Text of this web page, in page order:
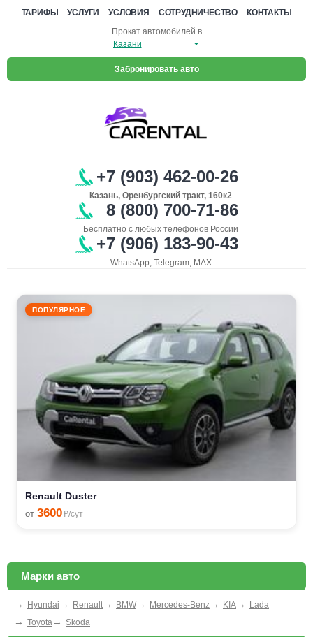
ТАРИФЫ УСЛУГИ УСЛОВИЯ СОТРУДНИЧЕСТВО
КОНТАКТЫ
Прокат автомобилей в
Забронировать авто
+7 (903) 462-00-26
Казань, Оренбургский тракт, 160к2
8 (800) 700-71-86
Бесплатно с любых телефонов России
+7 (906) 183-90-43
WhatsApp, Telegram, MAX
ПОПУЛЯРНОЕ
Renault Duster
от 3600₽/сут
Марки авто
→ Hyundai → Renault → BMW → Mercedes-Benz → KIA → Lada
→ Toyota → Skoda